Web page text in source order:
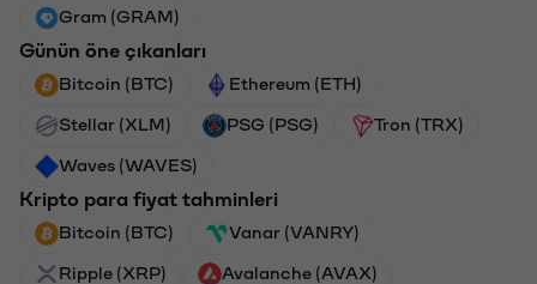
Gram (GRAM)
Günün öne çıkanları
Bitcoin (BTC) Ethereum (ETH)
Stellar (XLM) PSG (PSG) Tron (TRX)
Waves (WAVES)
Kripto para fiyat tahminleri
Bitcoin (BTC) Vanar (VANRY)
Ripple (XRP) Avalanche (AVAX)